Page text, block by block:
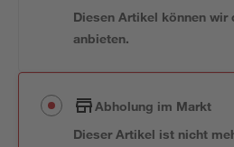
Diesen Artikel können
anbieten.
Abholung im Markt
Dieser Artikel ist nicht